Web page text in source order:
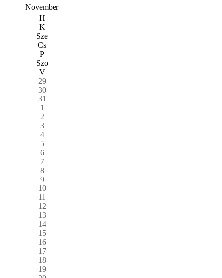
November
H
K
Sze
Cs
P
Szo
V
29
30
31
1
2
3
4
5
6
7
8
9
10
11
12
13
14
15
16
17
18
19